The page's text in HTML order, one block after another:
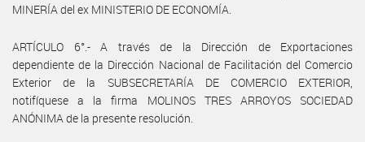
MINERÍA del ex MINISTERIO DE ECONOMÍA.
ARTÍCULO 6°.- A través de la Dirección de Exportaciones
dependiente de la Dirección Nacional de Facilitación del Comercio
Exterior de la SUBSECRETARÍA DE COMERCIO EXTERIOR,
notifíquese a la firma MOLINOS TRES ARROYOS SOCIEDAD
ANÓNIMA de la presente resolución.